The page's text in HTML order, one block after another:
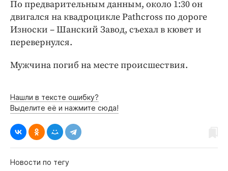
Работодатель года
По предварительным данным, около 1:30 он
двигался на квадроцикле Pathcross по дороге
Износки – Шанский Завод, съехал в кювет и
перевернулся.
Мужчина погиб на месте происшествия.
Нашли в тексте ошибку?
Выделите её и нажмите сюда!
Новости по тегу